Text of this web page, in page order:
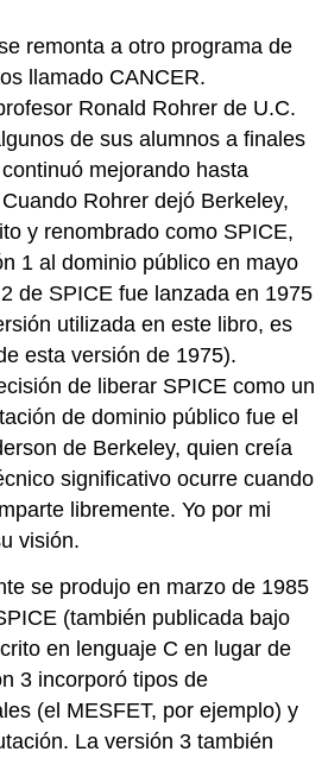
remonta a otro programa de
llamado CANCER.
Ronald Rohrer de U.C.
de sus alumnos a finales
mejorando hasta
Rohrer dejó Berkeley,
y renombrado como SPICE,
1 al dominio público en mayo
de SPICE fue lanzada en 1975
utilizada en este libro, es
esta versión de 1975).
de liberar SPICE como un
de dominio público fue el
de Berkeley, quien creía
significativo ocurre cuando
libremente. Yo por mi
visión.
se produjo en marzo de 1985
(también publicada bajo
en lenguaje C en lugar de
3 incorporó tipos de
(el MESFET, por ejemplo) y
La versión 3 también